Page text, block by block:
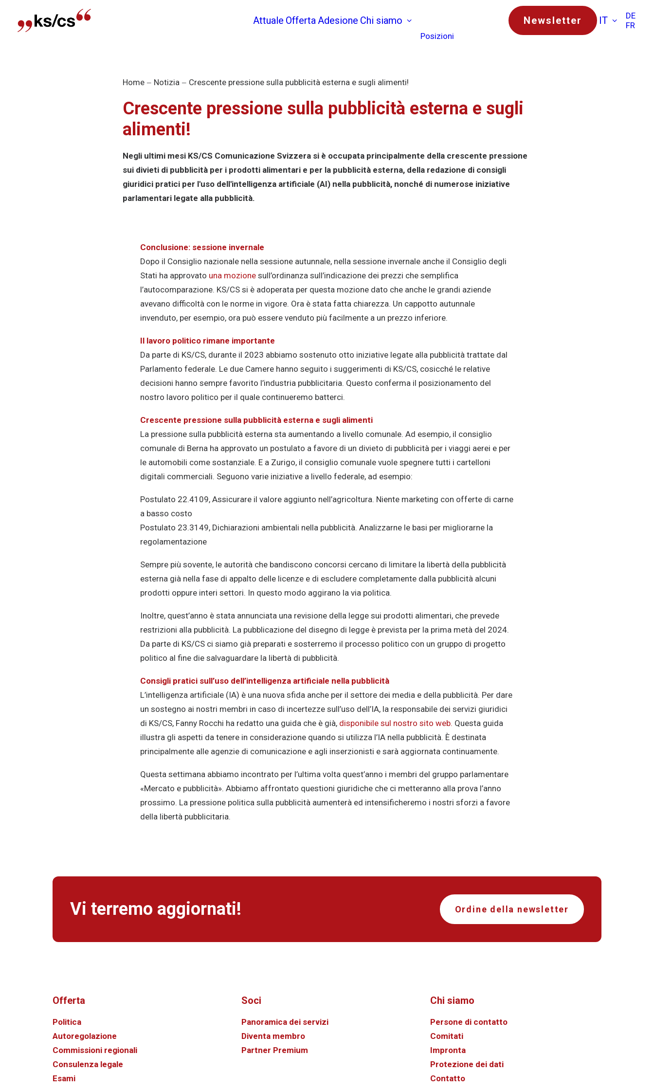
Attuale OffertaAdesione Chi siamo
Posizioni
Newsletter IT
DE
FR
Home Notizia Crescente pressione sulla pubblicità esterna e sugli alimenti!
Crescente pressione sulla pubblicità esterna e sugli
alimenti!
Negli ultimi mesi KS/CS Comunicazione Svizzera si è occupata principalmente della crescente pressione
sui divieti di pubblicità per i prodotti alimentari e per la pubblicità esterna, della redazione di consigli
giuridici pratici per l'uso dell'intelligenza artificiale (AI) nella pubblicità, nonché di numerose iniziative
parlamentari legate alla pubblicità.
Conclusione: sessione invernale
Dopo il Consiglio nazionale nella sessione autunnale, nella sessione invernale anche il Consiglio degli
Stati ha approvato una mozione sull’ordinanza sull’indicazione dei prezzi che semplifica
l’autocomparazione. KS/CS si è adoperata per questa mozione dato che anche le grandi aziende
avevano difficoltà con le norme in vigore. Ora è stata fatta chiarezza. Un cappotto autunnale
invenduto, per esempio, ora può essere venduto più facilmente a un prezzo inferiore.
Il lavoro politico rimane importante
Da parte di KS/CS, durante il 2023 abbiamo sostenuto otto iniziative legate alla pubblicità trattate dal
Parlamento federale. Le due Camere hanno seguito i suggerimenti di KS/CS, cosicché le relative
decisioni hanno sempre favorito l’industria pubblicitaria. Questo conferma il posizionamento del
nostro lavoro politico per il quale continueremo batterci.
Crescente pressione sulla pubblicità esterna e sugli alimenti
La pressione sulla pubblicità esterna sta aumentando a livello comunale. Ad esempio, il consiglio
comunale di Berna ha approvato un postulato a favore di un divieto di pubblicità per i viaggi aerei e per
le automobili come sostanziale. E a Zurigo, il consiglio comunale vuole spegnere tutti i cartelloni
digitali commerciali. Seguono varie iniziative a livello federale, ad esempio:
Postulato 22.4109, Assicurare il valore aggiunto nell’agricoltura. Niente marketing con offerte di carne
a basso costo
Postulato 23.3149, Dichiarazioni ambientali nella pubblicità. Analizzarne le basi per migliorarne la
regolamentazione
Sempre più sovente, le autorità che bandiscono concorsi cercano di limitare la libertà della pubblicità
esterna già nella fase di appalto delle licenze e di escludere completamente dalla pubblicità alcuni
prodotti oppure interi settori. In questo modo aggirano la via politica.
Inoltre, quest’anno è stata annunciata una revisione della legge sui prodotti alimentari, che prevede
restrizioni alla pubblicità. La pubblicazione del disegno di legge è prevista per la prima metà del 2024.
Da parte di KS/CS ci siamo già preparati e sosterremo il processo politico con un gruppo di progetto
politico al fine die salvaguardare la libertà di pubblicità.
Consigli pratici sull’uso dell’intelligenza artificiale nella pubblicità
L’intelligenza artificiale (IA) è una nuova sfida anche per il settore dei media e della pubblicità. Per dare
un sostegno ai nostri membri in caso di incertezze sull’uso dell’IA, la responsabile dei servizi giuridici
di KS/CS, Fanny Rocchi ha redatto una guida che è già, disponibile sul nostro sito web. Questa guida
illustra gli aspetti da tenere in considerazione quando si utilizza l’IA nella pubblicità. È destinata
principalmente alle agenzie di comunicazione e agli inserzionisti e sarà aggiornata continuamente.
Questa settimana abbiamo incontrato per l’ultima volta quest’anno i membri del gruppo parlamentare
«Mercato e pubblicità». Abbiamo affrontato questioni giuridiche che ci metteranno alla prova l’anno
prossimo. La pressione politica sulla pubblicità aumenterà ed intensificheremo i nostri sforzi a favore
della libertà pubblicitaria.
Vi terremo aggiornati! Ordine della newsletter
Offerta
Politica
Autoregolazione
Commissioni regionali
Consulenza legale
Esami
Soci
Panoramica dei servizi
Diventa membro
Partner Premium
Chi siamo
Persone di contatto
Comitati
Impronta
Protezione dei dati
Contatto